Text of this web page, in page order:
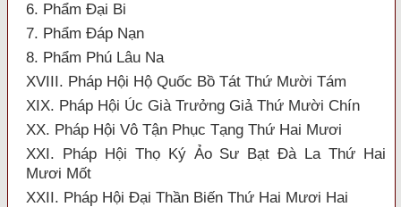
6. Phẩm Đại Bi
7. Phẩm Đáp Nạn
8. Phẩm Phú Lâu Na
XVIII. Pháp Hội Hộ Quốc Bồ Tát Thứ Mười Tám
XIX. Pháp Hội Úc Già Trưởng Giả Thứ Mười Chín
XX. Pháp Hội Vô Tận Phục Tạng Thứ Hai Mươi
XXI. Pháp Hội Thọ Ký Ảo Sư Bạt Đà La Thứ Hai
Mươi Mốt
XXII. Pháp Hội Đại Thần Biến Thứ Hai Mươi Hai